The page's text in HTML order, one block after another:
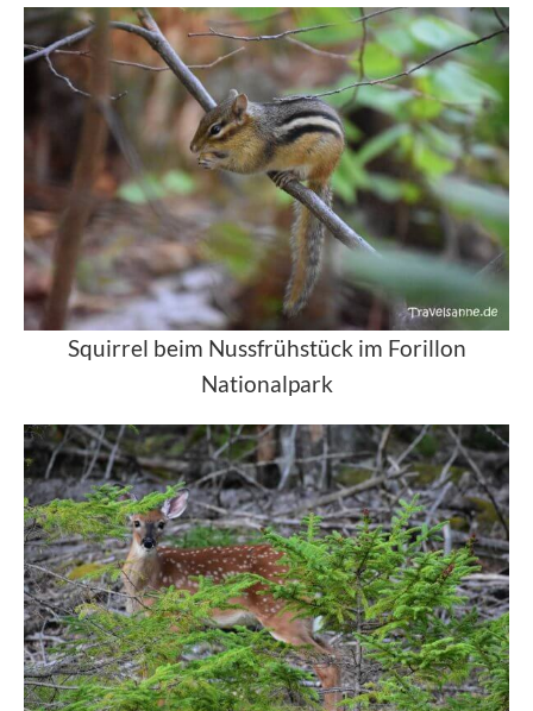
Squirrel beim Nussfrühstück im Forillon
Nationalpark